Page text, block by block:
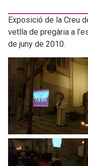
Exposició de la Creu
vetlla de pregària a
de juny de 2010.